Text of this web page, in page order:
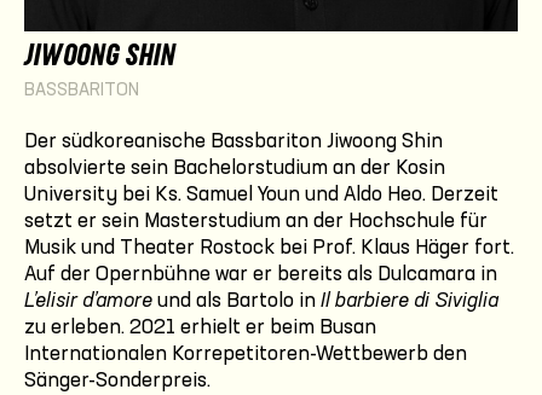
JIWOONG SHIN
BASSBARITON
Der südkoreanische Bassbariton Jiwoong Shin
absolvierte sein Bachelorstudium an der Kosin
University bei Ks. Samuel Youn und Aldo Heo. Derzeit
setzt er sein Masterstudium an der Hochschule für
Musik und Theater Rostock bei Prof. Klaus Häger fort.
Auf der Opernbühne war er bereits als Dulcamara in
L’elisir d’amore und als Bartolo in Il barbiere di Siviglia
zu erleben. 2021 erhielt er beim Busan
Internationalen Korrepetitoren-Wettbewerb den
Sänger-Sonderpreis.